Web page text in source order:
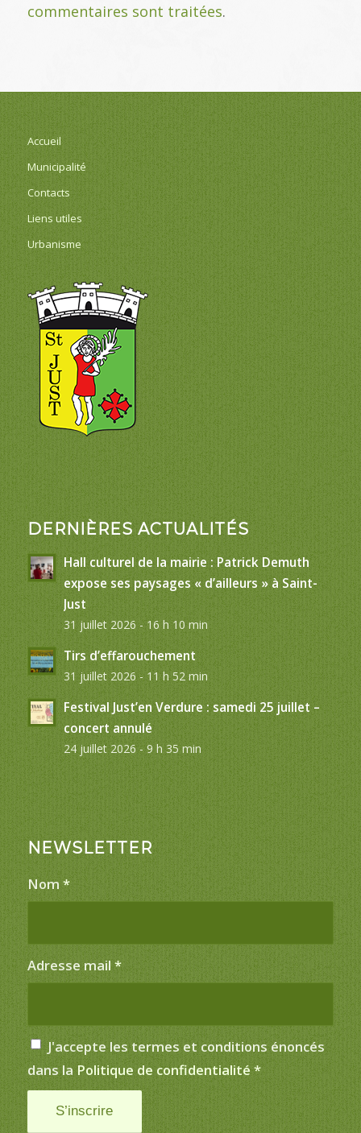
commentaires sont traitées.
Accueil
Municipalité
Contacts
Liens utiles
Urbanisme
DERNIÈRES ACTUALITÉS
Hall culturel de la mairie : Patrick Demuth
expose ses paysages « d’ailleurs » à Saint-
Just
31 juillet 2026 - 16 h 10 min
Tirs d’effarouchement
31 juillet 2026 - 11 h 52 min
Festival Just’en Verdure : samedi 25 juillet –
concert annulé
24 juillet 2026 - 9 h 35 min
NEWSLETTER
Nom *
Adresse mail *
J'accepte les termes et conditions énoncés
dans la Politique de confidentialité *